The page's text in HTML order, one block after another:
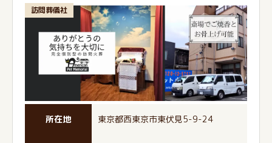
訪問葬儀社
所在地 東京都西東京市東伏見5-9-24